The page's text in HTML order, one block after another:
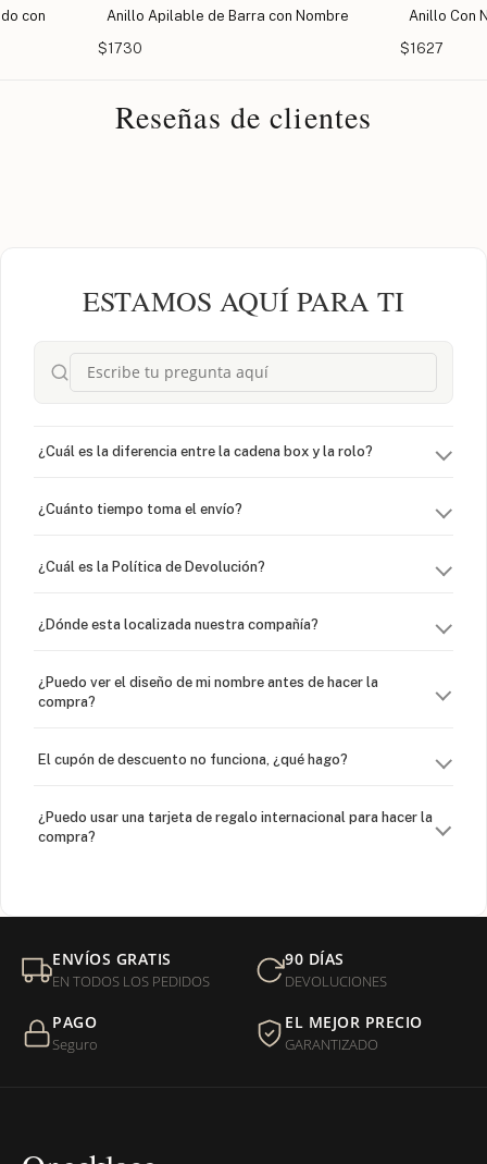
con
Anillo Apilable de Barra con Nombre
$1730
Anillo Con
$1627
Reseñas de clientes
ESTAMOS AQUÍ PARA TI
¿Cuál es la diferencia entre la cadena box y la rolo?
¿Cuánto tiempo toma el envío?
¿Cuál es la Política de Devolución?
¿Dónde esta localizada nuestra compañía?
¿Puedo ver el diseño de mi nombre antes de hacer la
compra?
El cupón de descuento no funciona, ¿qué hago?
¿Puedo usar una tarjeta de regalo internacional para hacer la
compra?
Mi orden fue devuelta por USPS, ¿qué hago para que sea
entregada?
¿Sus productos son libres de níquel?
ENVÍOS GRATIS
EN TODOS LOS PEDIDOS
90 DÍAS
DEVOLUCIONES
PAGO
Seguro
EL MEJOR PRECIO
GARANTIZADO